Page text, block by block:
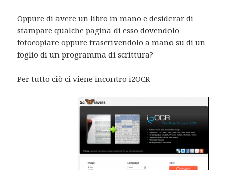
Oppure di avere un libro in mano e desiderar di
stampare qualche pagina di esso dovendolo
fotocopiare oppure trascrivendolo a mano su di un
foglio di un programma di scrittura?
Per tutto ciò ci viene incontroi2OCR